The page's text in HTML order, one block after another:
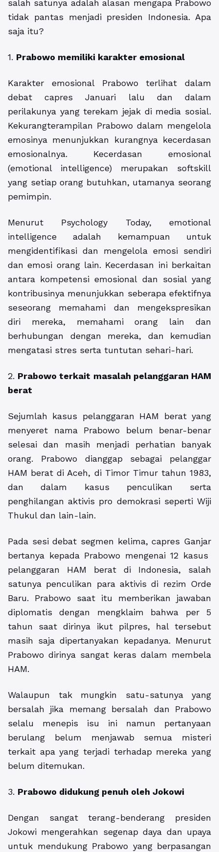
salah satunya adalah alasan mengapa Prabowo
tidak pantas menjadi presiden Indonesia. Apa
saja itu?
1. Prabowo memiliki karakter emosional
Karakter emosional Prabowo terlihat dalam
debat capres Januari lalu dan dalam
perilakunya yang terekam jejak di media sosial.
Kekurangterampilan Prabowo dalam mengelola
emosinya menunjukkan kurangnya kecerdasan
emosionalnya. Kecerdasan emosional
(emotional intelligence) merupakan softskill
yang setiap orang butuhkan, utamanya seorang
pemimpin.
Menurut Psychology Today, emotional
intelligence adalah kemampuan untuk
mengidentifikasi dan mengelola emosi sendiri
dan emosi orang lain. Kecerdasan ini berkaitan
antara kompetensi emosional dan sosial yang
kontribusinya menunjukkan seberapa efektifnya
seseorang memahami dan mengekspresikan
diri mereka, memahami orang lain dan
berhubungan dengan mereka, dan kemudian
mengatasi stres serta tuntutan sehari-hari.
2. Prabowo terkait masalah pelanggaran HAM
berat
Sejumlah kasus pelanggaran HAM berat yang
menyeret nama Prabowo belum benar-benar
selesai dan masih menjadi perhatian banyak
orang. Prabowo dianggap sebagai pelanggar
HAM berat di Aceh, di Timor Timur tahun 1983,
dan dalam kasus penculikan serta
penghilangan aktivis pro demokrasi seperti Wiji
Thukul dan lain-lain.
Pada sesi debat segmen kelima, capres Ganjar
bertanya kepada Prabowo mengenai 12 kasus
pelanggaran HAM berat di Indonesia, salah
satunya penculikan para aktivis di rezim Orde
Baru. Prabowo saat itu memberikan jawaban
diplomatis dengan mengklaim bahwa per 5
tahun saat dirinya ikut pilpres, hal tersebut
masih saja dipertanyakan kepadanya. Menurut
Prabowo dirinya sangat keras dalam membela
HAM.
Walaupun tak mungkin satu-satunya yang
bersalah jika memang bersalah dan Prabowo
selalu menepis isu ini namun pertanyaan
berulang belum menjawab semua misteri
terkait apa yang terjadi terhadap mereka yang
belum ditemukan.
3. Prabowo didukung penuh oleh Jokowi
Dengan sangat terang-benderang presiden
Jokowi mengerahkan segenap daya dan upaya
untuk mendukung Prabowo yang berpasangan